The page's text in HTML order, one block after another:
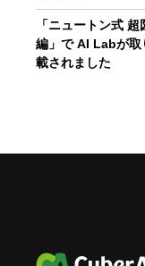
「ニュートン式
編」で AI Labが取
載されました